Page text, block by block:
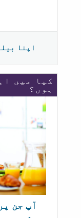
اپنا
کیا میں
ہوں؟
آپ جن